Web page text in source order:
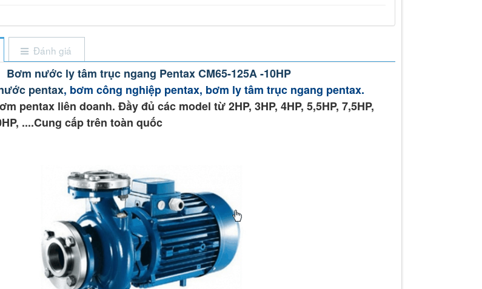
Đánh giá
Bơm nước ly tâm trục ngang Pentax CM65-125A -10HP
pentax, bơm công nghiệp pentax, bơm ly tâm trục ngang pentax.
pentax liên doanh. Đầy đủ các model từ 2HP, 3HP, 4HP, 5,5HP, 7,5HP,
....Cung cấp trên toàn quốc